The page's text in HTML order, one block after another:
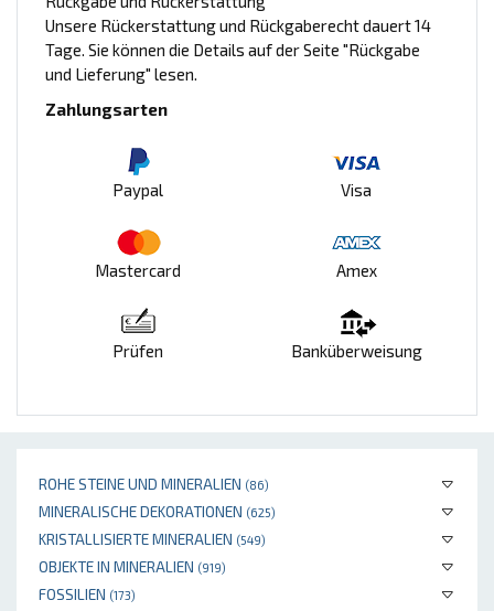
ROHE STEINE UND MINERALIEN (86)
MINERALISCHE DEKORATIONEN (625)
KRISTALLISIERTE MINERALIEN (549)
OBJEKTE IN MINERALIEN (919)
FOSSILIEN (173)
Unsere Rückerstattung und Rückgaberecht dauert 14
Tage. Sie können die Details auf der Seite "Rückgabe
und Lieferung" lesen.
Zahlungsarten
Paypal Visa
Mastercard Amex
Prüfen Banküberweisung